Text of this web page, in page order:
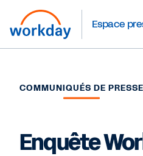
Espace
COMMUNIQUÉS DE PRESSE
Enquête